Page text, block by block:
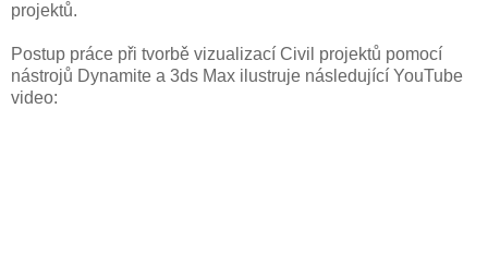
projektů.
Postup práce při tvorbě vizualizací Civil projektů pomocí
nástrojů Dynamite a 3ds Max ilustruje následující YouTube
video: